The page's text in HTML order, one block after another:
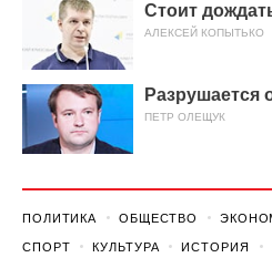
Стоит
АЛЕКСЕЙ КОПЫТЬКО
Разрушается
ПЕТР ОЛЕЩУК
ПОЛИТИКА ОБЩЕСТВО
СПОРТ КУЛЬТУРА ИСТОРИЯ